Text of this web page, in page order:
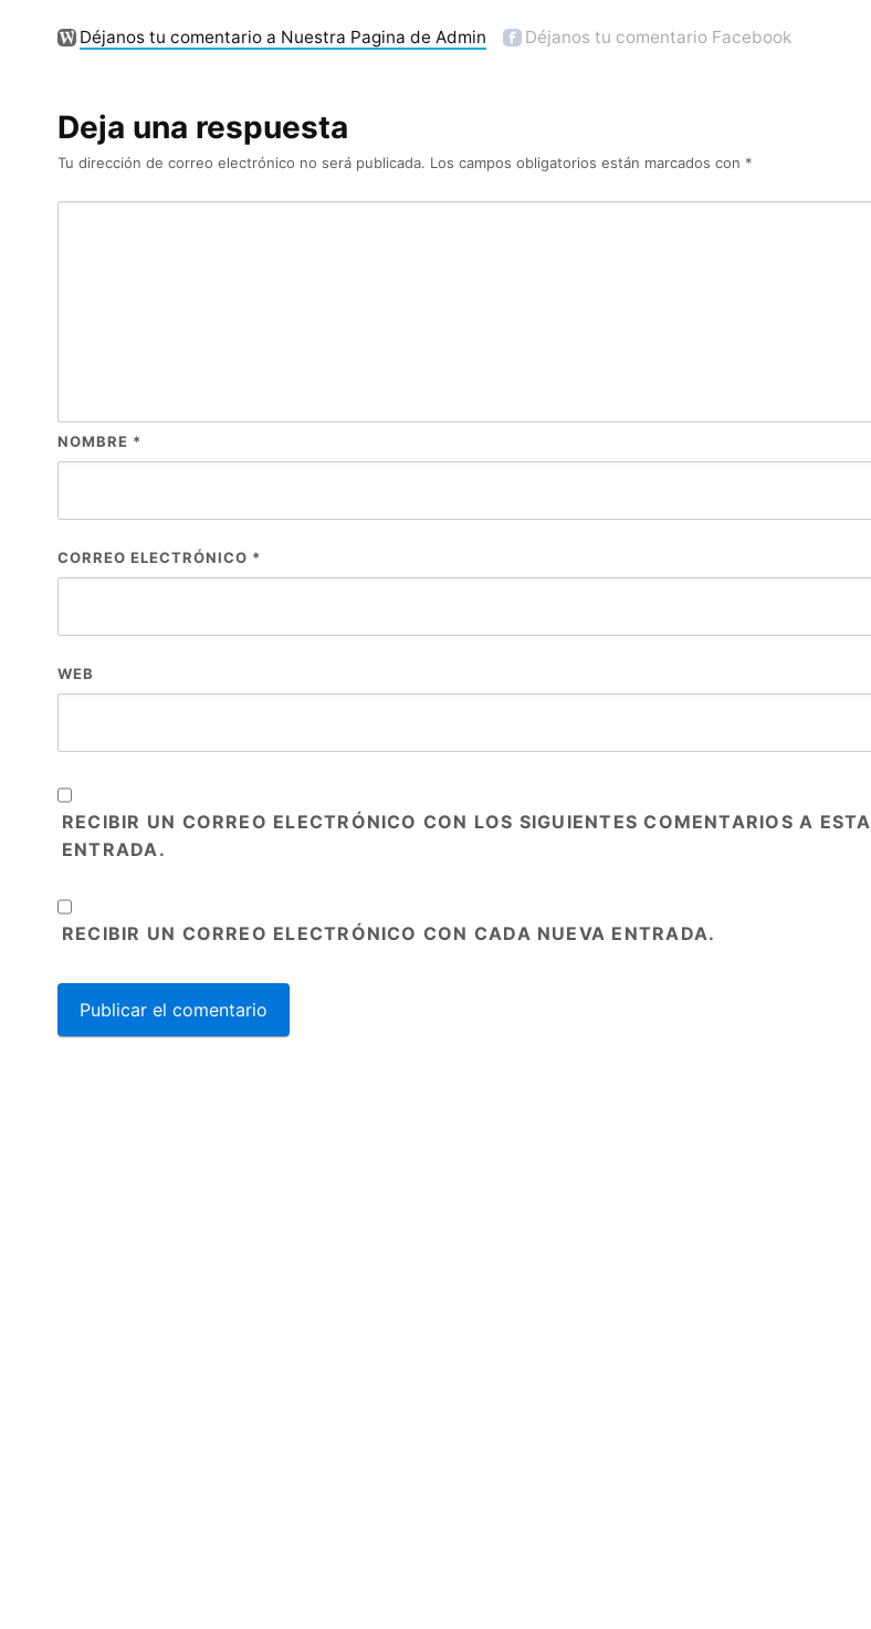
Déjanos tu comentario a Nuestra Pagina de Admin Déjanos tu comentario Facebook
Deja una respuesta
Tu dirección de correo electrónico no será publicada. Los campos obligatorios están marcados con *
NOMBRE *
CORREO ELECTRÓNICO *
WEB
RECIBIR UN CORREO ELECTRÓNICO CON LOS SIGUIENTES COMENTARIOS A ESTA
ENTRADA.
RECIBIR UN CORREO ELECTRÓNICO CON CADA NUEVA ENTRADA.